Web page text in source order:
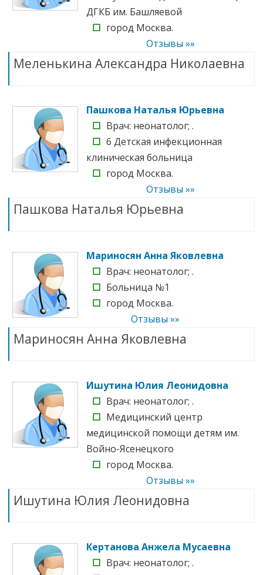
ДГКБ им. Башляевой
☐ город Москва.
Отзывы »»
Меленькина Александра Николаевна
Пашкова Наталья Юрьевна
☐ Врач: неонатолог; .
☐ 6 Детская инфекционная
клиническая больница
☐ город Москва.
Отзывы »»
Пашкова Наталья Юрьевна
Мариносян Анна Яковлевна
☐ Врач: неонатолог; .
☐ Больница №1
☐ город Москва.
Отзывы »»
Мариносян Анна Яковлевна
Ишутина Юлия Леонидовна
☐ Врач: неонатолог; .
☐ Медицинский центр
медицинской помощи детям им.
Войно-Ясенецкого
☐ город Москва.
Отзывы »»
Ишутина Юлия Леонидовна
Кертанова Анжела Мусаевна
☐ Врач: неонатолог; .